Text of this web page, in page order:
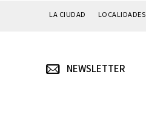
LA CIUDAD LOCALIDADES
NEWSLETTER